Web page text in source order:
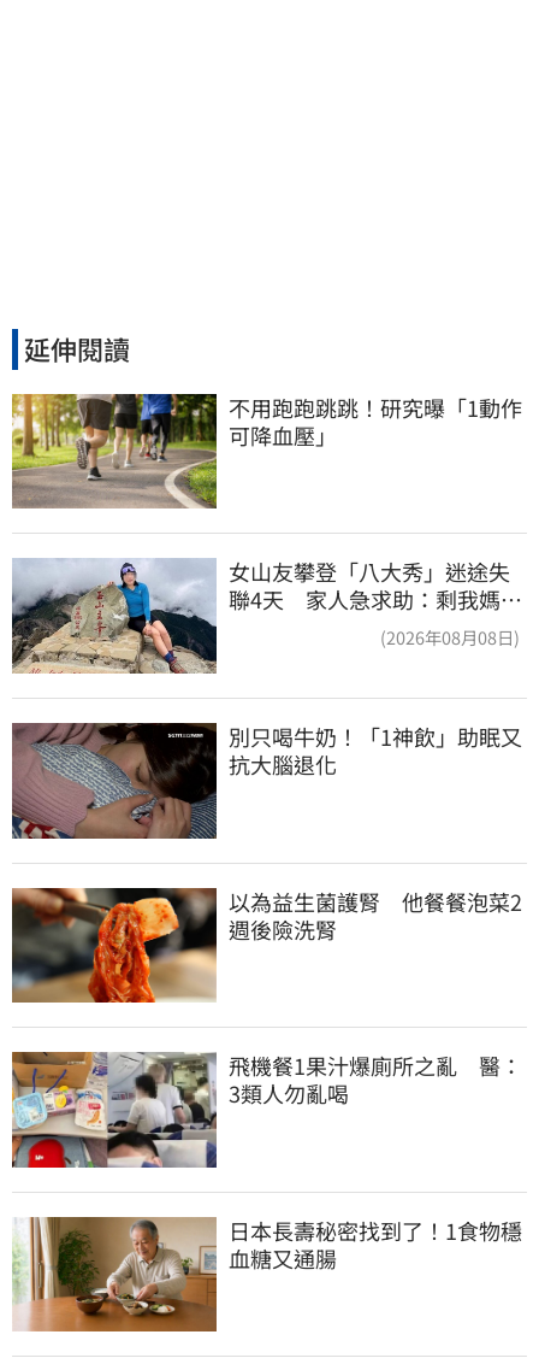
延伸閱讀
不用跑跑跳跳！研究曝「1動作
可降血壓」
女山友攀登「八大秀」迷途失
聯4天 家人急求助：剩我媽還
(2026年08月08日)
別只喝牛奶！「1神飲」助眠又
抗大腦退化
以為益生菌護腎　他餐餐泡菜2
週後險洗腎
飛機餐1果汁爆廁所之亂　醫：
3類人勿亂喝
日本長壽秘密找到了！1食物穩
血糖又通腸